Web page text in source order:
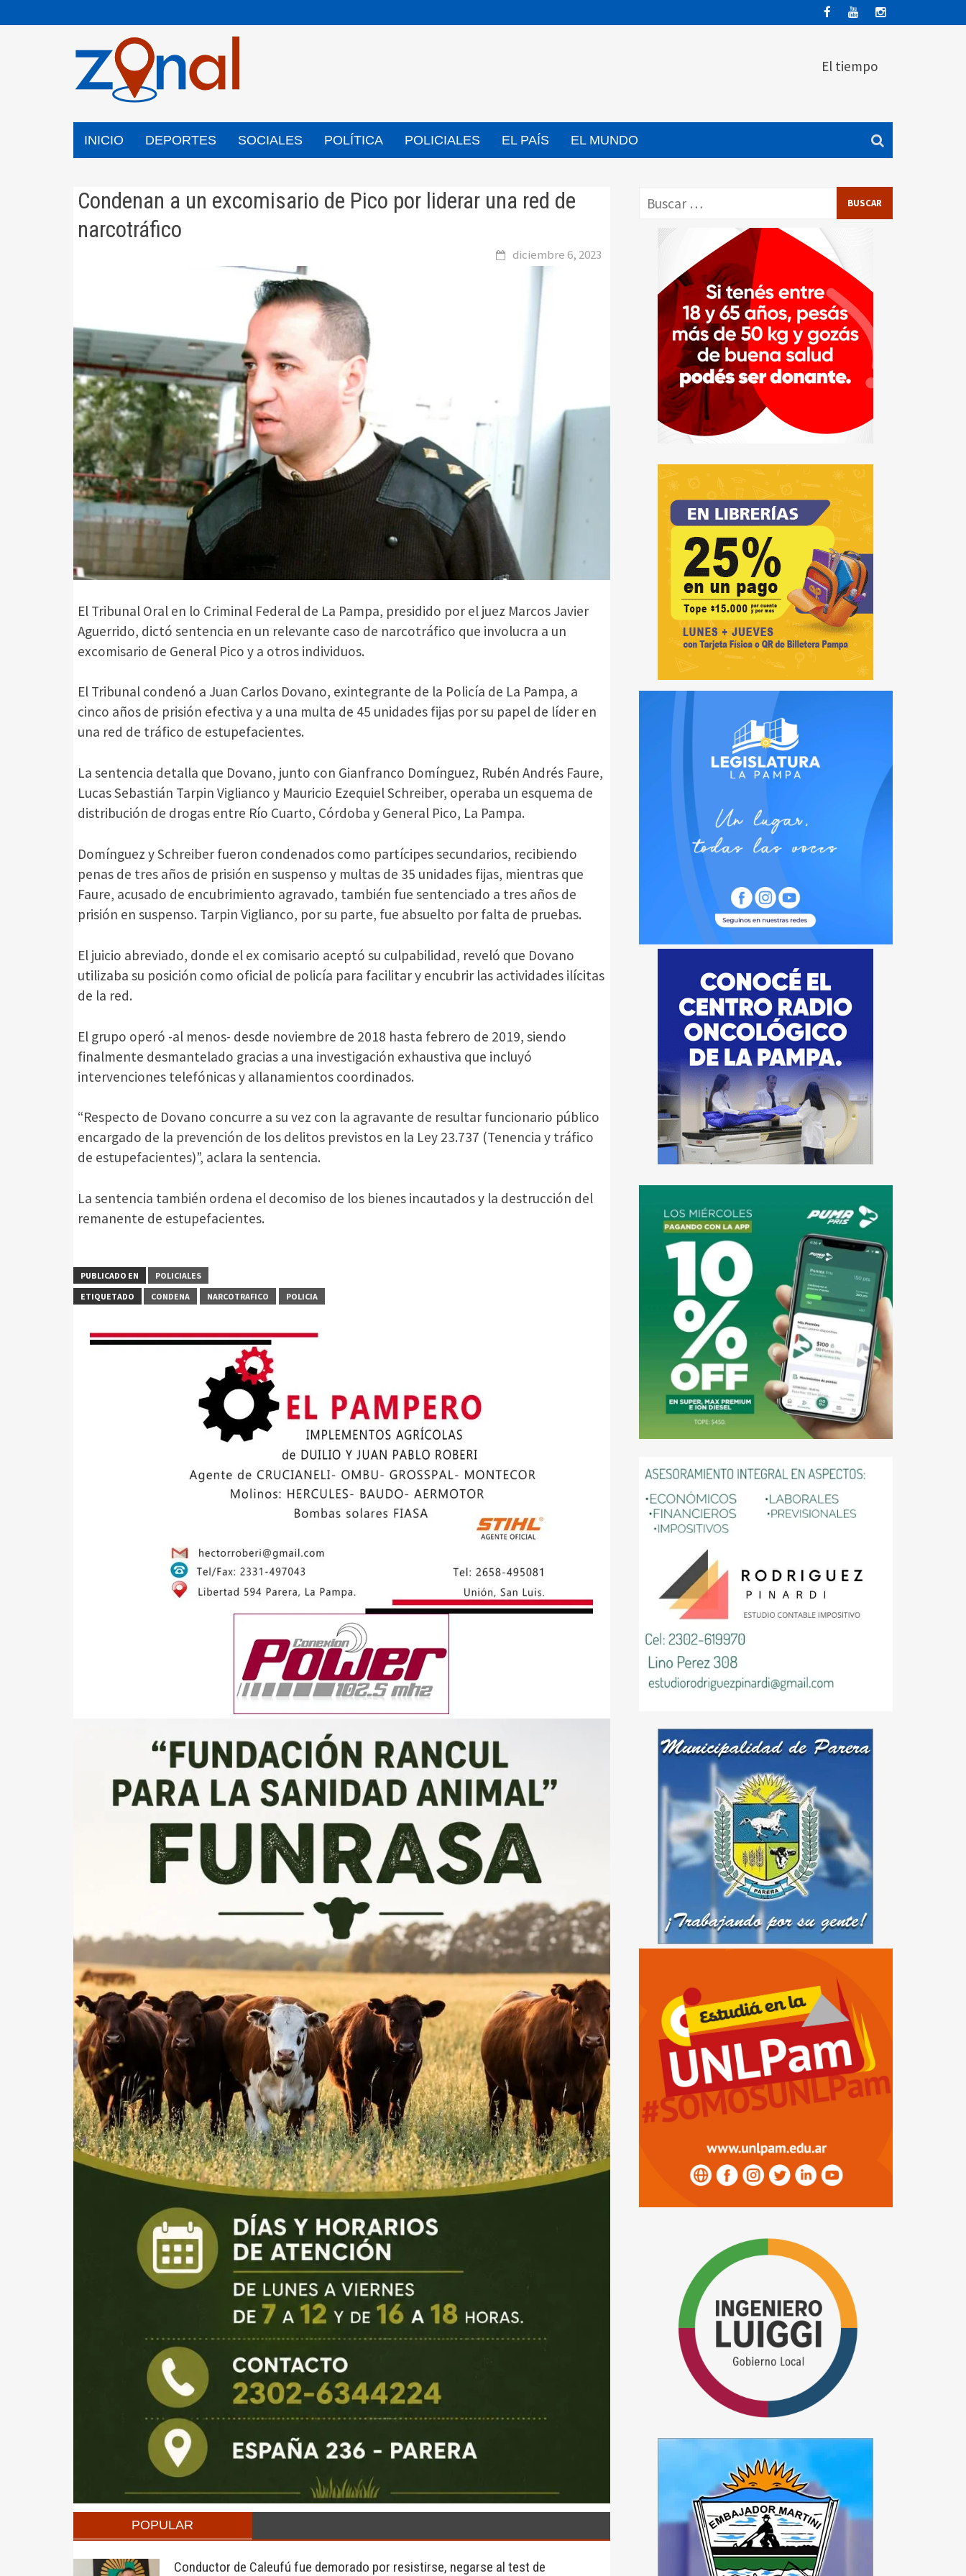
al
El tiempo
INICIO DEPORTES SOCIALES POLÍTICA POLICIALES EL PAÍS EL MUNDO
Condenan a un excomisario de Pico por liderar una red de
narcotráfico
diciembre 6, 2023
El Tribunal Oral en lo Criminal Federal de La Pampa, presidido por el juez Marcos Javier
Aguerrido, dictó sentencia en un relevante caso de narcotráfico que involucra a un
excomisario de General Pico y a otros individuos.
El Tribunal condenó a Juan Carlos Dovano, exintegrante de la Policía de La Pampa, a
cinco años de prisión efectiva y a una multa de 45 unidades fijas por su papel de líder en
una red de tráfico de estupefacientes.
La sentencia detalla que Dovano, junto con Gianfranco Domínguez, Rubén Andrés Faure,
Lucas Sebastián Tarpin Viglianco y Mauricio Ezequiel Schreiber, operaba un esquema de
distribución de drogas entre Río Cuarto, Córdoba y General Pico, La Pampa.
Domínguez y Schreiber fueron condenados como partícipes secundarios, recibiendo
penas de tres años de prisión en suspenso y multas de 35 unidades fijas, mientras que
Faure, acusado de encubrimiento agravado, también fue sentenciado a tres años de
prisión en suspenso. Tarpin Viglianco, por su parte, fue absuelto por falta de pruebas.
El juicio abreviado, donde el ex comisario aceptó su culpabilidad, reveló que Dovano
utilizaba su posición como oficial de policía para facilitar y encubrir las actividades ilícitas
de la red.
El grupo operó -al menos- desde noviembre de 2018 hasta febrero de 2019, siendo
finalmente desmantelado gracias a una investigación exhaustiva que incluyó
intervenciones telefónicas y allanamientos coordinados.
“Respecto de Dovano concurre a su vez con la agravante de resultar funcionario público
encargado de la prevención de los delitos previstos en la Ley 23.737 (Tenencia y tráfico
de estupefacientes)”, aclara la sentencia.
La sentencia también ordena el decomiso de los bienes incautados y la destrucción del
remanente de estupefacientes.
PUBLICADO EN
POLICIALES
ETIQUETADO
CONDENA NARCOTRAFICO POLICIA
POPULAR
Conductor de Caleufú fue demorado por resistirse, negarse al test de
Buscar: